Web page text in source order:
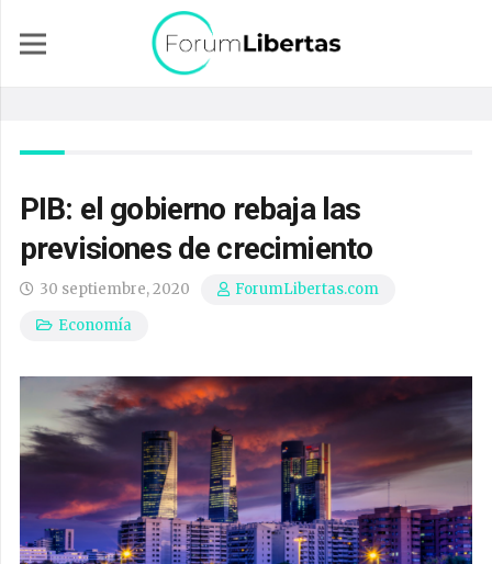
PIB: el gobierno rebaja las
previsiones de crecimiento
30 septiembre, 2020
ForumLibertas.com
Economía